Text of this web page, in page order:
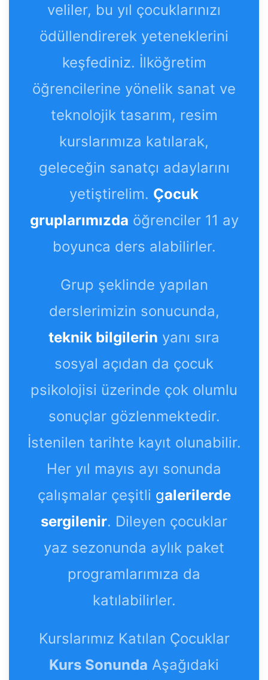
veliler, bu yıl çocuklarınızı
ödüllendirerek yeteneklerini
keşfediniz. İlköğretim
öğrencilerine yönelik sanat ve
teknolojik tasarım, resim
kurslarımıza katılarak,
geleceğin sanatçı adaylarını
yetiştirelim. Çocuk
gruplarımızda öğrenciler 11 ay
boyunca ders alabilirler.
Grup şeklinde yapılan
derslerimizin sonucunda,
teknik bilgilerin yanı sıra
sosyal açıdan da çocuk
psikolojisi üzerinde çok olumlu
sonuçlar gözlenmektedir.
İstenilen tarihte kayıt olunabilir.
Her yıl mayıs ayı sonunda
çalışmalar çeşitli galerilerde
sergilenir. Dileyen çocuklar
yaz sezonunda aylık paket
programlarımıza da
katılabilirler.
Kurslarımız Katılan Çocuklar
Kurs Sonunda Aşağıdaki